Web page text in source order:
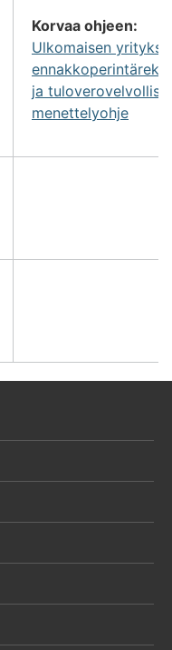
Korvaa ohjeen:
Ulkomaisen
ja
menettelyohje